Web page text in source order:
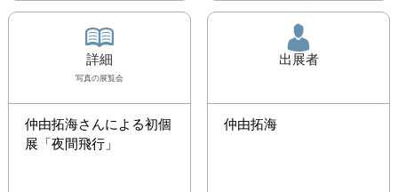
詳細
写真の展覧会
仲由拓海さんによる初個
展「夜間飛行」
出展者
仲由拓海